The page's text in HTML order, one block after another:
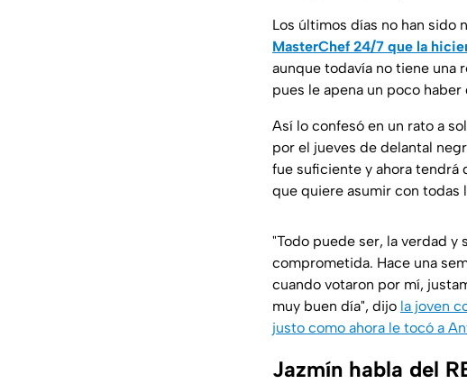
Los últimos días no han sido
MasterChef 24/7 que la
aunque todavía no tiene una
pues le apena un poco
Así lo confesó en un rato a
por el jueves de delantal
fue suficiente y ahora tendrá
que quiere asumir con todas
"Todo puede ser, la verdad y
comprometida. Hace una
cuando votaron por mí,
muy buen día", dijo la joven
justo como ahora le tocó a
Jazmín habla del